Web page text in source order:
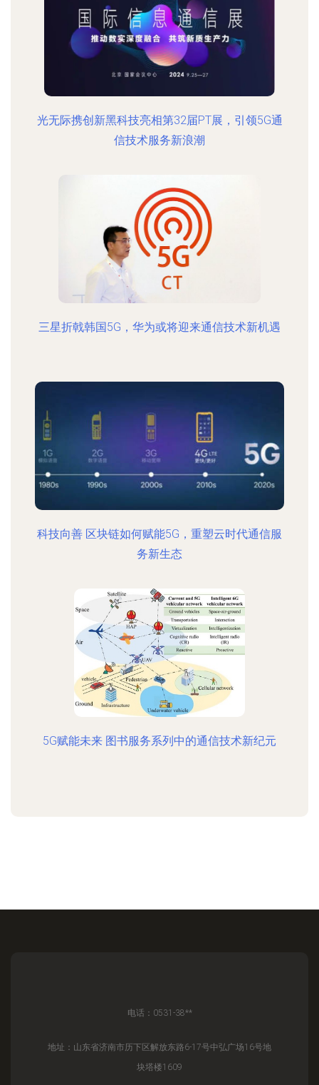
光无际携创新黑科技亮相第32届PT展，引领5G通
信技术服务新浪潮
三星折戟韩国5G，华为或将迎来通信技术新机遇
科技向善 区块链如何赋能5G，重塑云时代通信服
务新生态
5G赋能未来 图书服务系列中的通信技术新纪元
电话：0531-38**
地址：山东省济南市历下区解放东路6-17号中弘广场16号地
块塔楼1609